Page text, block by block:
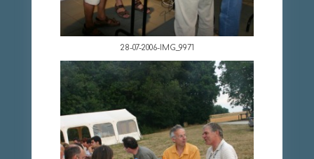
28-07-2006-IMG_9971